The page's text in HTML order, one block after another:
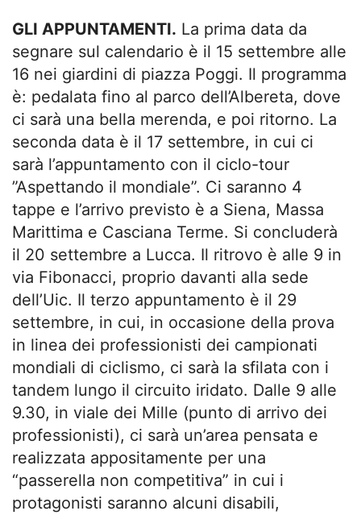
GLI APPUNTAMENTI. La prima data da
segnare sul calendario è il 15 settembre alle
16 nei giardini di piazza Poggi. Il programma
è: pedalata fino al parco dell’Albereta, dove
ci sarà una bella merenda, e poi ritorno. La
seconda data è il 17 settembre, in cui ci
sarà l’appuntamento con il ciclo-tour
”Aspettando il mondiale”. Ci saranno 4
tappe e l’arrivo previsto è a Siena, Massa
Marittima e Casciana Terme. Si concluderà
il 20 settembre a Lucca. Il ritrovo è alle 9 in
via Fibonacci, proprio davanti alla sede
dell’Uic. Il terzo appuntamento è il 29
settembre, in cui, in occasione della prova
in linea dei professionisti dei campionati
mondiali di ciclismo, ci sarà la sfilata con i
tandem lungo il circuito iridato. Dalle 9 alle
9.30, in viale dei Mille (punto di arrivo dei
professionisti), ci sarà un’area pensata e
realizzata appositamente per una
“passerella non competitiva” in cui i
protagonisti saranno alcuni disabili,